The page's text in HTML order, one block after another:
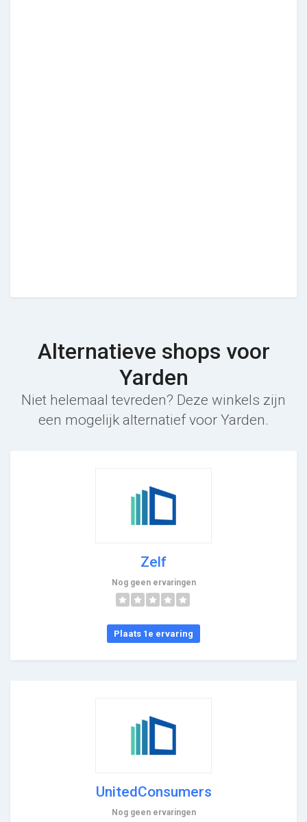
Alternatieve shops voor
Yarden
Niet helemaal tevreden? Deze winkels zijn
een mogelijk alternatief voor Yarden.
Zelf
Nog geen ervaringen
Plaats 1e ervaring
UnitedConsumers
Nog geen ervaringen